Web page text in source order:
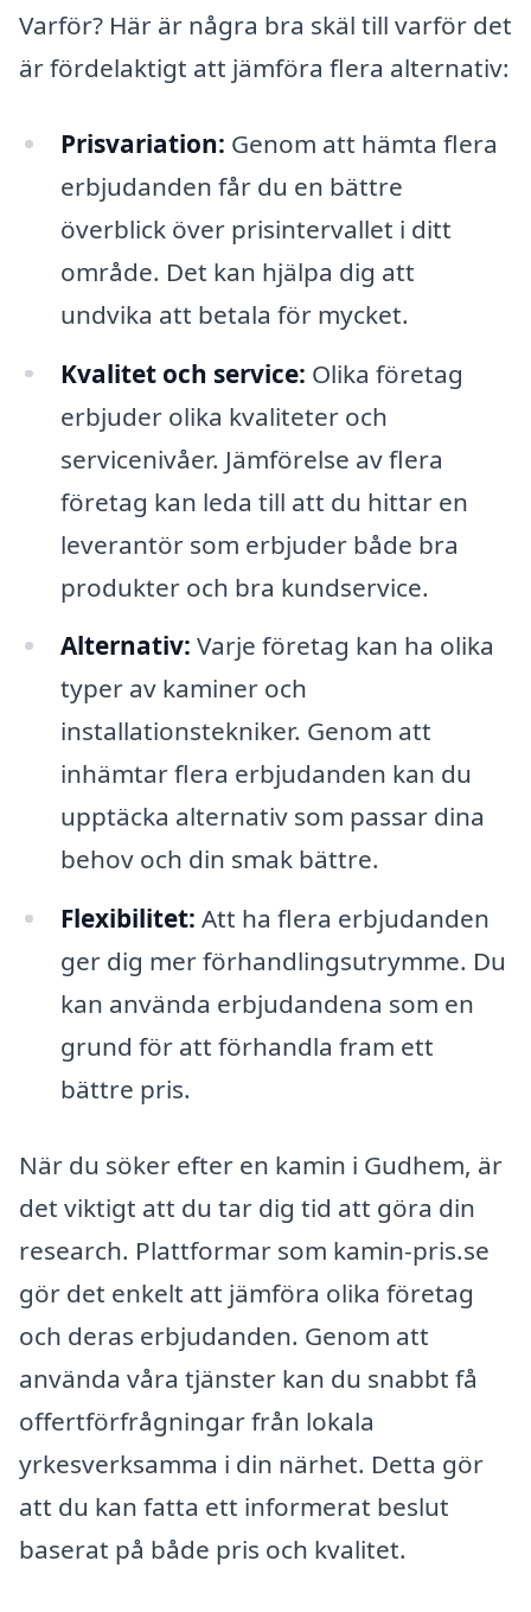
Varför? Här är några bra skäl till varför det
är fördelaktigt att jämföra flera alternativ:
Prisvariation: Genom att hämta flera
erbjudanden får du en bättre
överblick över prisintervallet i ditt
område. Det kan hjälpa dig att
undvika att betala för mycket.
Kvalitet och service: Olika företag
erbjuder olika kvaliteter och
servicenivåer. Jämförelse av flera
företag kan leda till att du hittar en
leverantör som erbjuder både bra
produkter och bra kundservice.
Alternativ: Varje företag kan ha olika
typer av kaminer och
installationstekniker. Genom att
inhämtar flera erbjudanden kan du
upptäcka alternativ som passar dina
behov och din smak bättre.
Flexibilitet: Att ha flera erbjudanden
ger dig mer förhandlingsutrymme. Du
kan använda erbjudandena som en
grund för att förhandla fram ett
bättre pris.
När du söker efter en kamin i Gudhem, är
det viktigt att du tar dig tid att göra din
research. Plattformar som kamin-pris.se
gör det enkelt att jämföra olika företag
och deras erbjudanden. Genom att
använda våra tjänster kan du snabbt få
offertförfrågningar från lokala
yrkesverksamma i din närhet. Detta gör
att du kan fatta ett informerat beslut
baserat på både pris och kvalitet.